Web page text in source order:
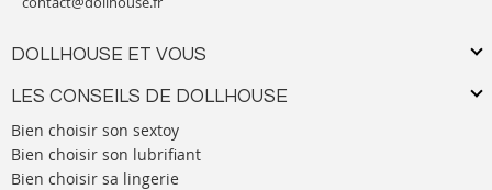
DOLLHOUSE ET VOUS
LES CONSEILS DE DOLLHOUSE
Bien choisir son sextoy
Bien choisir son lubrifiant
Bien choisir sa lingerie